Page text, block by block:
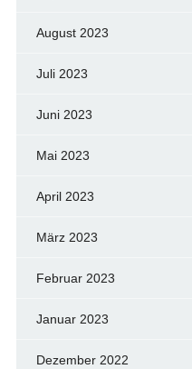
August 2023
Juli 2023
Juni 2023
Mai 2023
April 2023
März 2023
Februar 2023
Januar 2023
Dezember 2022